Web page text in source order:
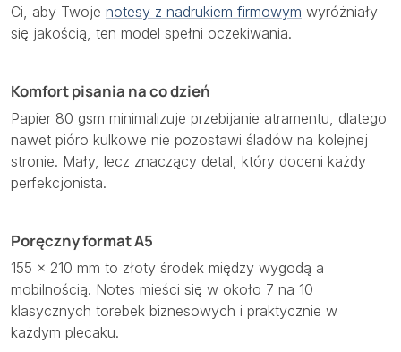
Ci, aby Twoje notesy z nadrukiem firmowym wyróżniały
się jakością, ten model spełni oczekiwania.
Komfort pisania na co dzień
Papier 80 gsm minimalizuje przebijanie atramentu, dlatego
nawet pióro kulkowe nie pozostawi śladów na kolejnej
stronie. Mały, lecz znaczący detal, który doceni każdy
perfekcjonista.
Poręczny format A5
155 × 210 mm to złoty środek między wygodą a
mobilnością. Notes mieści się w około 7 na 10
klasycznych torebek biznesowych i praktycznie w
każdym plecaku.